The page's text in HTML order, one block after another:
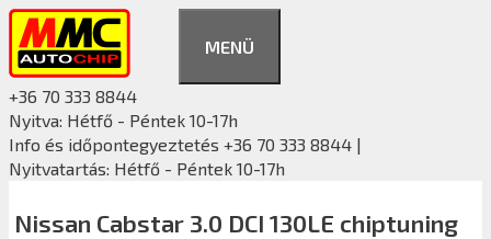
Kilépés
tartalomba
MENÜ
+36 70 333 8844
Nyitva: Hétfő - Péntek 10-17h
Info és időpontegyeztetés +36 70 333 8844 |
Nyitvatartás: Hétfő - Péntek 10-17h
Nissan Cabstar 3.0 DCI 130LE chiptuning